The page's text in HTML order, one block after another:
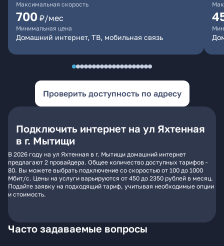
Максимальная скорость
700 ₽/мес
Минимальная цена
Домашний интернет, ТВ, мобильная связь
Проверить доступность по адресу
Подключить интернет на ул Яхтенная
в г. Мытищи
В 2026 году на ул Яхтенная в г. Мытищи домашний интернет
предлагают 2 провайдера. Общее количество доступных тарифов -
80. Вы можете выбрать подключение со скоростью от 100 до 1000
Мбит/с. Цены на услуги варьируются от 450 до 2350 рублей в месяц.
Подайте заявку на подходящий тариф, учитывая необходимые опции
и стоимость.
Часто задаваемые вопросы